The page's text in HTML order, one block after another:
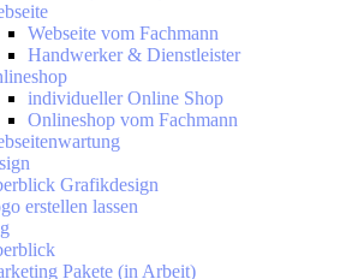
Webseite vom Fachmann
Handwerker & Dienstleister
individueller Online Shop
Onlineshop vom Fachmann
Grafikdesign
erstellen lassen
Pakete (in Arbeit)